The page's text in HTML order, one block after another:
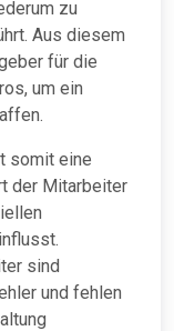
zu
Aus diesem
für die
um ein
somit eine
der Mitarbeiter
sind
und fehlen